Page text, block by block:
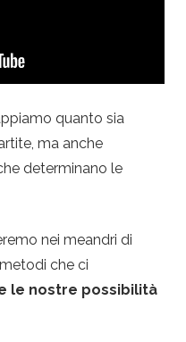
quanto sia
ma anche
determinano le
nei meandri di
che ci
le nostre possibilità